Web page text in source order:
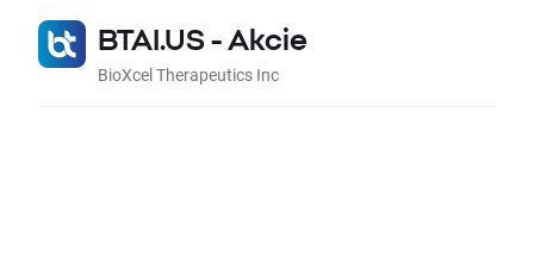
BTAI.US - Akcie
BioXcel Therapeutics Inc